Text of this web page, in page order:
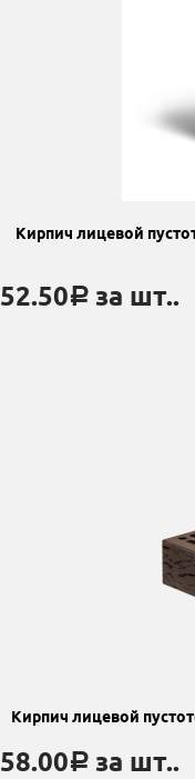
Кирпич лицевой
52.50a за шт..
Кирпич лицевой
58.00a за шт..